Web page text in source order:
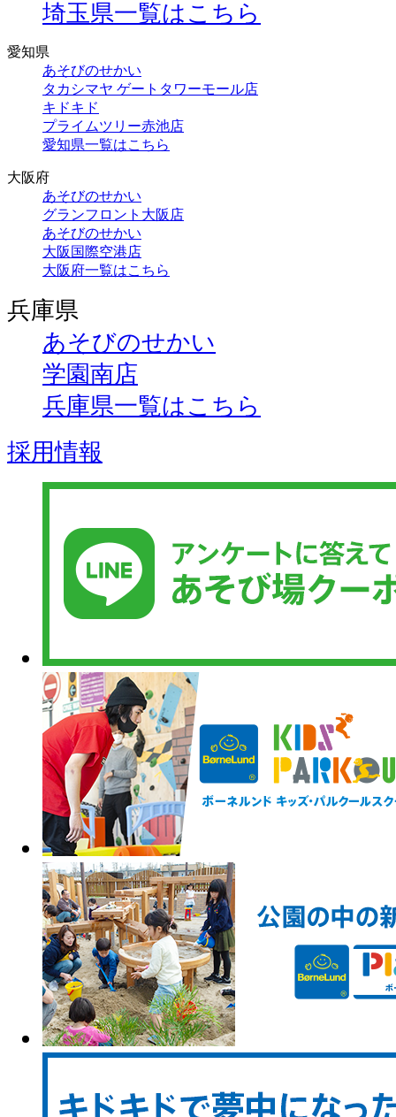
埼玉県一覧はこちら
愛知県
あそびのせかい
タカシマヤ ゲートタワーモール店
キドキド
プライムツリー赤池店
愛知県一覧はこちら
大阪府
あそびのせかい
グランフロント大阪店
あそびのせかい
大阪国際空港店
大阪府一覧はこちら
兵庫県
あそびのせかい
学園南店
兵庫県一覧はこちら
採用情報